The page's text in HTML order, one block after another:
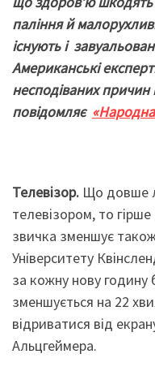
паління й малорухлив
існують і
Американські
несподіваних причин
повідомляє «
Телевізор. Що довше
телевізором, то
звичка зменшує
Університету
за кожну нову годину
зменшується на 22
відриватися від
Альцгеймера.